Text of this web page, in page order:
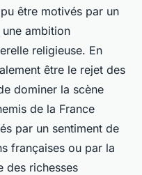
être motivés par un
ambition
religieuse. En
être le rejet des
dominer la scène
de la France
par un sentiment de
françaises ou par la
des richesses